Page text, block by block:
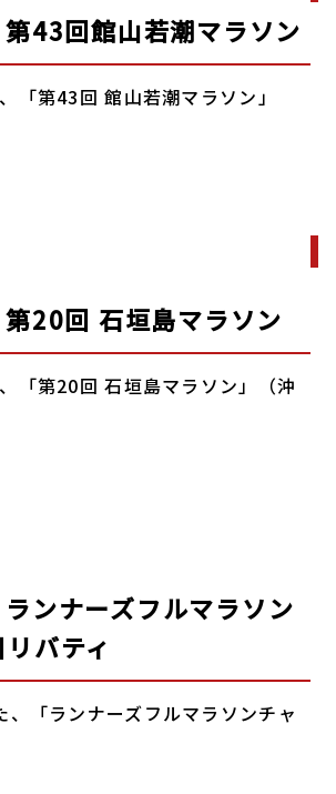
第43回館山若潮マラソン
「第43回 館山若潮マラソン」
第20回 石垣島マラソン
「第20回 石垣島マラソン」（沖
ンナーズフルマラソン
バティ
「ランナーズフルマラソンチャ